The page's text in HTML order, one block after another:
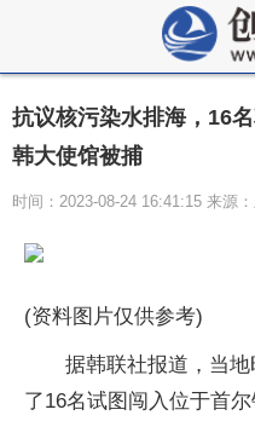
抗议核污染水排海，16
韩大使馆被捕
时间：2023-08-24 16:41:15 来源
(资料图片仅供参考)
据韩联社报道，当
了16名试图闯入位于首